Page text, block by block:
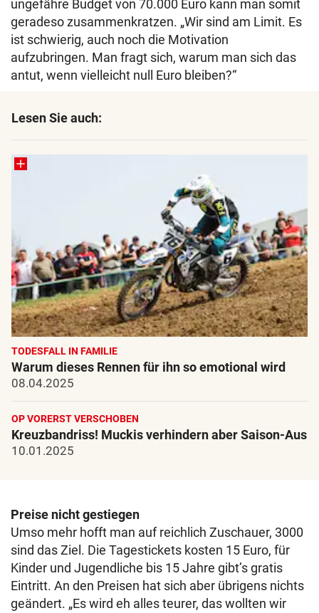
ungefähre Budget von 70.000 Euro kann man somit
geradeso zusammenkratzen. „Wir sind am Limit. Es
ist schwierig, auch noch die Motivation
aufzubringen. Man fragt sich, warum man sich das
antut, wenn vielleicht null Euro bleiben?“
Lesen Sie auch:
TODESFALL IN FAMILIE
Warum dieses Rennen für ihn so emotional wird
08.04.2025
OP VORERST VERSCHOBEN
Kreuzbandriss! Muckis verhindern aber Saison-Aus
10.01.2025
Preise nicht gestiegen
Umso mehr hofft man auf reichlich Zuschauer, 3000
sind das Ziel. Die Tagestickets kosten 15 Euro, für
Kinder und Jugendliche bis 15 Jahre gibt’s gratis
Eintritt. An den Preisen hat sich aber übrigens nichts
geändert. „Es wird eh alles teurer, das wollten wir